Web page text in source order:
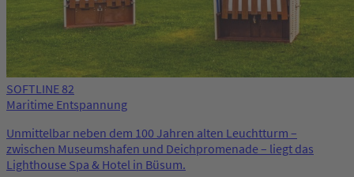
SOFTLINE 82
Maritime Entspannung
Unmittelbar neben dem 100 Jahren alten Leuchtturm –
zwischen Museumshafen und Deichpromenade – liegt das
Lighthouse Spa & Hotel in Büsum.